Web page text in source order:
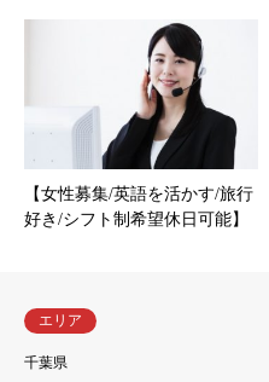
【女性募集/英語を活かす/旅行
好き/シフト制希望休日可能】
エリア
千葉県